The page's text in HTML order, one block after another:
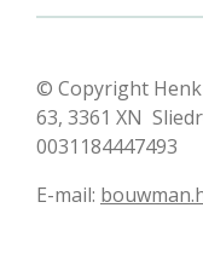
© Copyright
63, 3361 XN
0031184447493
E-mail: